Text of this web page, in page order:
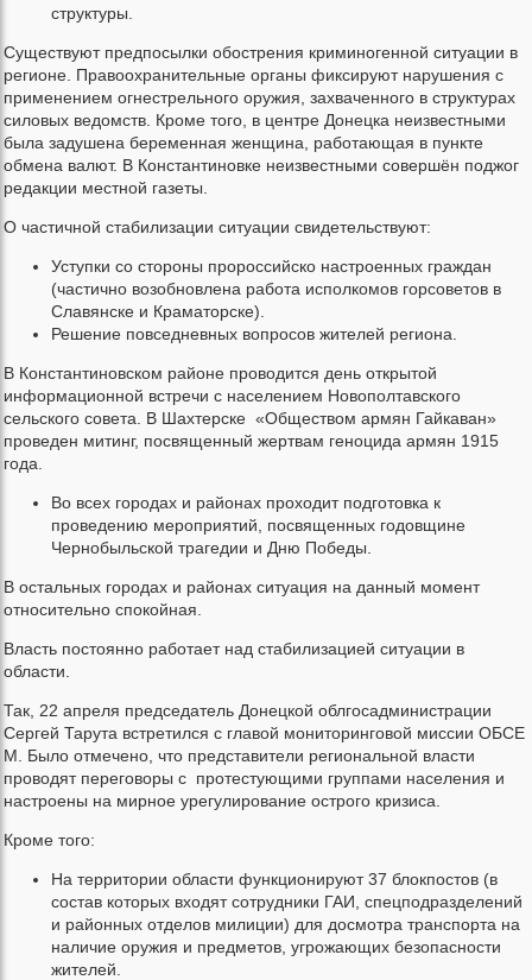
структуры.
Существуют предпосылки обострения криминогенной ситуации в
регионе. Правоохранительные органы фиксируют нарушения с
применением огнестрельного оружия, захваченного в структурах
силовых ведомств. Кроме того, в центре Донецка неизвестными
была задушена беременная женщина, работающая в пункте
обмена валют. В Константиновке неизвестными совершён поджог
редакции местной газеты.
О частичной стабилизации ситуации свидетельствуют:
Уступки со стороны пророссийско настроенных граждан
(частично возобновлена работа исполкомов горсоветов в
Славянске и Краматорске).
Решение повседневных вопросов жителей региона.
В Константиновском районе проводится день открытой
информационной встречи с населением Новополтавского
сельского совета. В Шахтерске «Обществом армян Гайкаван»
проведен митинг, посвященный жертвам геноцида армян 1915
года.
Во всех городах и районах проходит подготовка к
проведению мероприятий, посвященных годовщине
Чернобыльской трагедии и Дню Победы.
В остальных городах и районах ситуация на данный момент
относительно спокойная.
Власть постоянно работает над стабилизацией ситуации в
области.
Так, 22 апреля председатель Донецкой облгосадминистрации
Сергей Тарута встретился с главой мониторинговой миссии ОБСЕ
М. Было отмечено, что представители региональной власти
проводят переговоры с протестующими группами населения и
настроены на мирное урегулирование острого кризиса.
Кроме того:
На территории области функционируют 37 блокпостов (в
состав которых входят сотрудники ГАИ, спецподразделений
и районных отделов милиции) для досмотра транспорта на
наличие оружия и предметов, угрожающих безопасности
жителей.